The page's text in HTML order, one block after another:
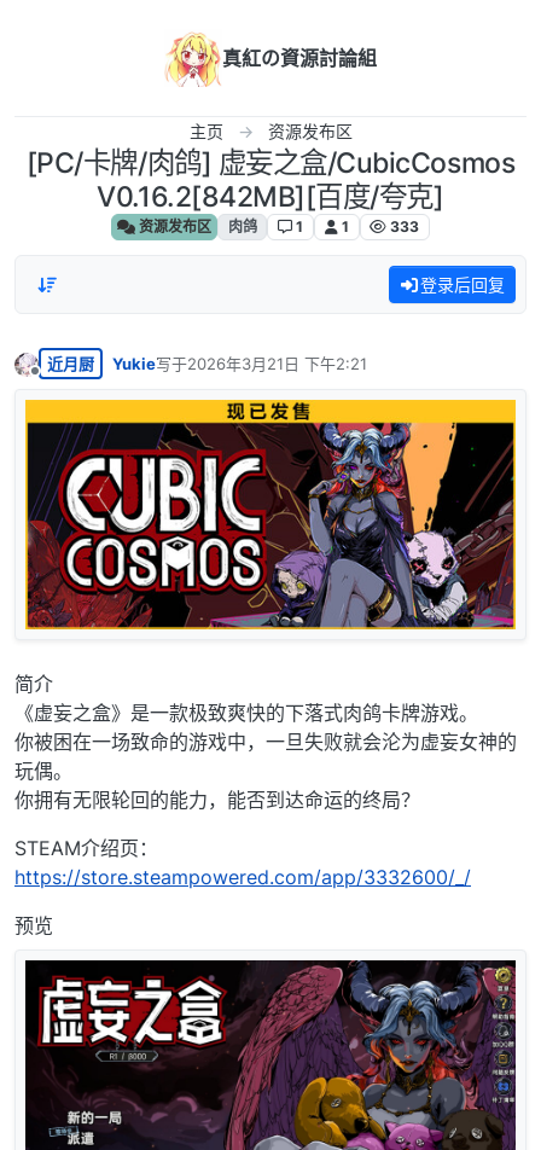
真紅の資源討論組
主页 资源发布区
[PC/卡牌/肉鸽] 虚妄之盒/CubicCosmos
V0.16.2[842MB][百度/夸克]
资源发布区 肉鸽 1 1 333
登录后回复
离线
近月厨 Yukie写于2026年3月21日 下午2:21
最后由 编辑
简介
《虚妄之盒》是一款极致爽快的下落式肉鸽卡牌游戏。
你被困在一场致命的游戏中，一旦失败就会沦为虚妄女神的
玩偶。
你拥有无限轮回的能力，能否到达命运的终局？
STEAM介绍页：
https://store.steampowered.com/app/3332600/_/
预览